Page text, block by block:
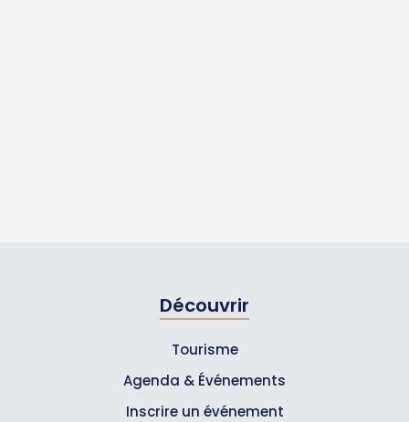
Découvrir
Tourisme
Agenda & Événements
Inscrire un événement